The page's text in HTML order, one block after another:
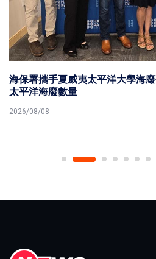
高市青年局115年參展補助
請
2026/08/08